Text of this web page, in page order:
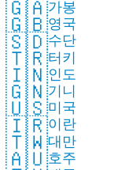
🇬🇦가봉
🇬🇧영국
🇸🇩수단
🇹🇷터키
🇮🇳인도
🇬🇳기니
🇺🇸미국
🇮🇷이란
🇹🇼대만
🇦🇺호주